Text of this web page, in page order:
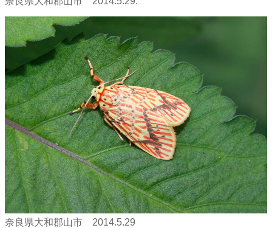
奈良県大和郡山市 2014.5.29